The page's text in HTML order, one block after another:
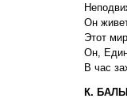
Он
Этот
Он,
В час
К.